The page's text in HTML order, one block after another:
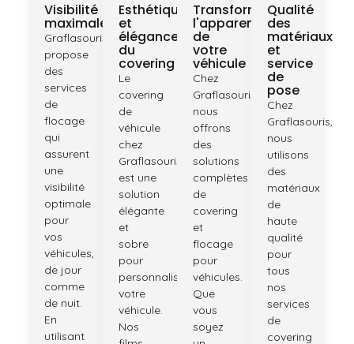
Visibilité
maximale
Graflasouris
propose
des
services
de
flocage
qui
assurent
une
visibilité
optimale
pour
vos
véhicules,
de jour
comme
de nuit.
En
utilisant
Esthétique
et
élégance
du
covering
Le
covering
de
véhicule
chez
Graflasouris
est une
solution
élégante
et
sobre
pour
personnaliser
votre
véhicule.
Nos
Transformez
l'apparence
de
votre
véhicule
Chez
Graflasouris,
nous
offrons
des
solutions
complètes
de
covering
et
flocage
pour
véhicules.
Que
vous
soyez
Qualité
des
matériaux
et
service
de
pose
Chez
Graflasouris,
nous
utilisons
des
matériaux
de
haute
qualité
pour
tous
nos
services
de
covering